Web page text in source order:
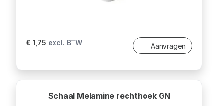
€ 1,75 excl. BTW Aanvragen
Schaal Melamine rechthoek GN